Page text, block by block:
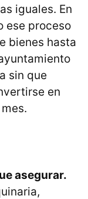
iguales. En
ese proceso
bienes hasta
sin que
en
asegurar.